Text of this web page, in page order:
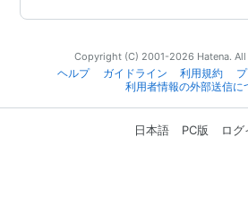
Copyright (C) 2001-2026 Hatena. All
ヘルプ
ガイドライン 利用規約
利用者情報の外部送信に
日本語 PC版 ログ